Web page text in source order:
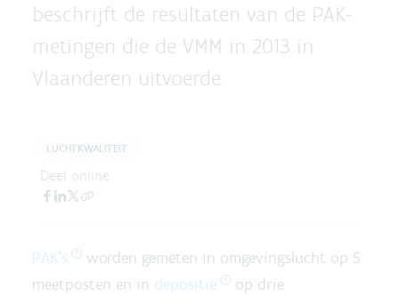
beschrijft de resultaten van de PAK-
metingen die de VMM in 2013 in
Vlaanderen uitvoerde.
LUCHTKWALITEIT
Deel online
PAK's
worden gemeten in omgevingslucht op 5
meetposten en in depositie
op drie